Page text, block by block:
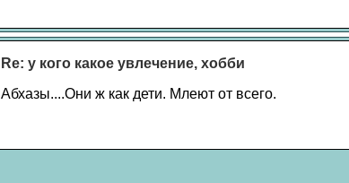
Re: у кого какое увлечение, хобби
Абхазы....Они ж как дети. Млеют от всего.